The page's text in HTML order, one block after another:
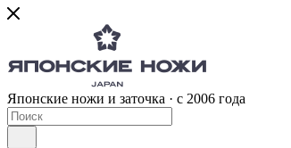
Японские ножи и заточка · с 2006 года